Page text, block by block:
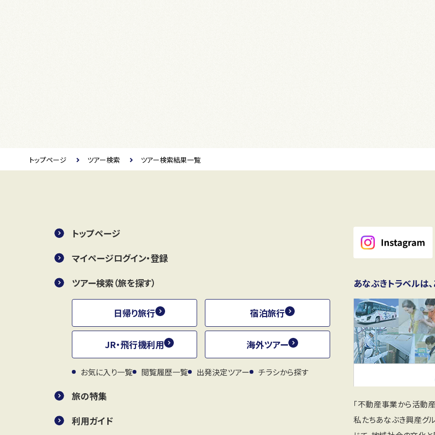
トップページ ツアー検索 ツアー検索結果一覧
トップページ
マイページログイン・登録
ツアー検索（旅を探す）
日帰り旅行 宿泊旅行
JR・飛行機利用 海外ツアー
お気に入り一覧 閲覧履歴一覧 出発決定ツアー チラシから探す
旅の特集
利用ガイド
あなぶきトラベルは、
「不動産事業から活動
私たちあなぶき興産グ